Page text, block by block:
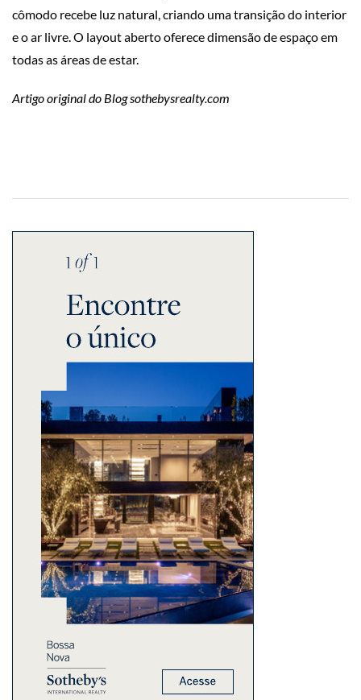
cômodo recebe luz natural, criando uma transição do interior
e o ar livre. O layout aberto oferece dimensão de espaço em
todas as áreas de estar.
Artigo original do Blog sothebysrealty.com